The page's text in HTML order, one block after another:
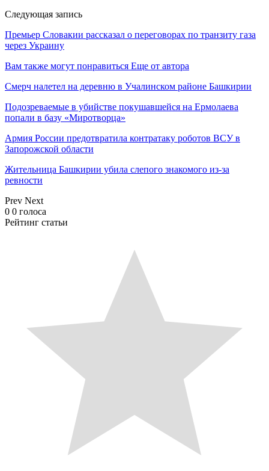
Следующая запись
Премьер Словакии рассказал о переговорах по транзиту газа
через Украину
Вам также могут понравиться Еще от автора
Смерч налетел на деревню в Учалинском районе Башкирии
Подозреваемые в убийстве покушавшейся на Ермолаева
попали в базу «Миротворца»
Армия России предотвратила контратаку роботов ВСУ в
Запорожской области
Жительница Башкирии убила слепого знакомого из-за
ревности
Prev Next
0 0 голоса
Рейтинг статьи